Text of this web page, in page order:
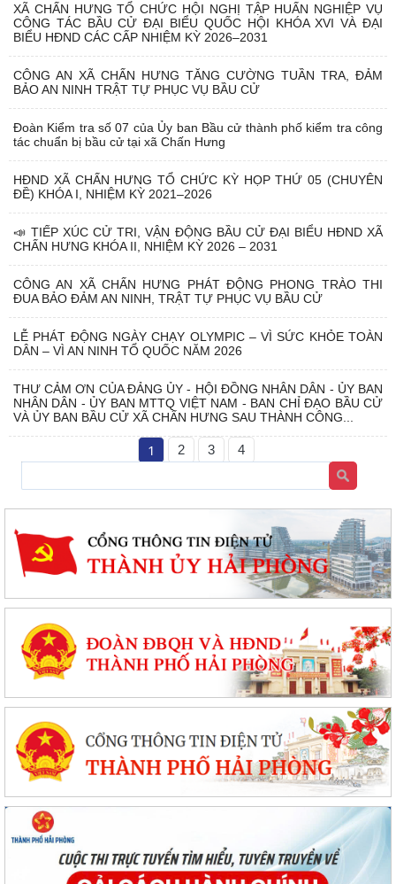
XÃ CHẤN HƯNG TỔ CHỨC HỘI NGHỊ TẬP HUẤN NGHIỆP VỤ
CÔNG TÁC BẦU CỬ ĐẠI BIỂU QUỐC HỘI KHÓA XVI VÀ ĐẠI
BIỂU HĐND CÁC CẤP NHIỆM KỲ 2026–2031
CÔNG AN XÃ CHẤN HƯNG TĂNG CƯỜNG TUẦN TRA, ĐẢM
BẢO AN NINH TRẬT TỰ PHỤC VỤ BẦU CỬ
Đoàn Kiểm tra số 07 của Ủy ban Bầu cử thành phố kiểm tra công
tác chuẩn bị bầu cử tại xã Chấn Hưng
HĐND XÃ CHẤN HƯNG TỔ CHỨC KỲ HỌP THỨ 05 (CHUYÊN
ĐỀ) KHÓA I, NHIỆM KỲ 2021–2026
📣 TIẾP XÚC CỬ TRI, VẬN ĐỘNG BẦU CỬ ĐẠI BIỂU HĐND XÃ
CHẤN HƯNG KHÓA II, NHIỆM KỲ 2026 – 2031
CÔNG AN XÃ CHẤN HƯNG PHÁT ĐỘNG PHONG TRÀO THI
ĐUA BẢO ĐẢM AN NINH, TRẬT TỰ PHỤC VỤ BẦU CỬ
LỄ PHÁT ĐỘNG NGÀY CHẠY OLYMPIC – VÌ SỨC KHỎE TOÀN
DÂN – VÌ AN NINH TỔ QUỐC NĂM 2026
THƯ CẢM ƠN CỦA ĐẢNG ỦY - HỘI ĐỒNG NHÂN DÂN - ỦY BAN
NHÂN DÂN - ỦY BAN MTTQ VIỆT NAM - BAN CHỈ ĐẠO BẦU CỬ
VÀ ỦY BAN BẦU CỬ XÃ CHẤN HƯNG SAU THÀNH CÔNG...
1 2 3 4